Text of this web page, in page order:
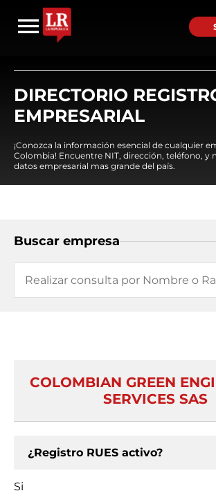
DIRECTORIO
EMPRESARIAL
¡Conozca la información esencial de cualquier
Colombia! Encuentre NIT, dirección, teléfono, y
datos empresarial mas grande del país.
Buscar empresa
COLOMBIAN GREEN
SERVICES SAS
¿Registro RUES activo?
Si